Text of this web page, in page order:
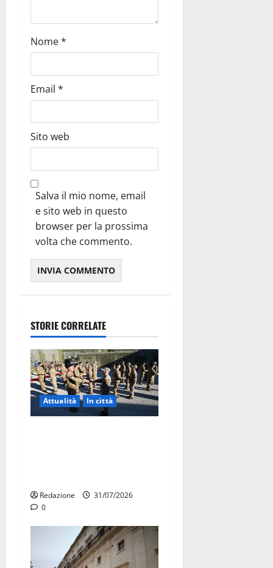
Nome*
Email *
Sito web
Salva il mio nome, email
e sito web in questo
browser per la prossima
volta che commento.
STORIE CORRELATE
Attualità In città
Redazione
31/07/2026
0